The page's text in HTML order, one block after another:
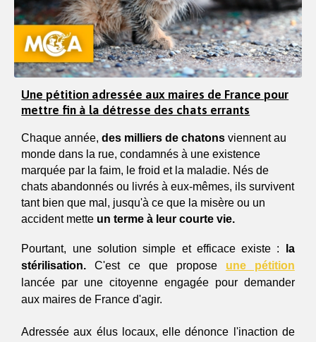
Une pétition adressée aux maires de France pour
mettre fin à la détresse des chats errants
Chaque année, des milliers de chatons viennent au
monde dans la rue, condamnés à une existence
marquée par la faim, le froid et la maladie. Nés de
chats abandonnés ou livrés à eux-mêmes, ils survivent
tant bien que mal, jusqu'à ce que la misère ou un
accident mette un terme à leur courte vie.
Pourtant, une solution simple et efficace existe :
la
stérilisation. C'est ce que propose une pétition
lancée par une citoyenne engagée pour demander
aux maires de France d'agir.
Adressée aux élus locaux, elle dénonce l'inaction de